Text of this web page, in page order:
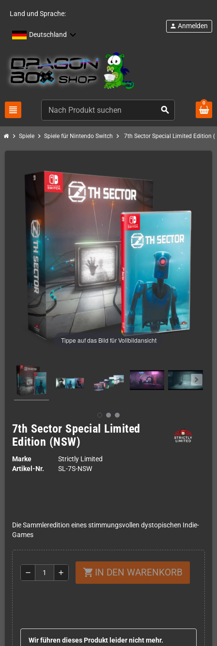
Land und Sprache:
Deutschland
view_headline search
person Anmelden
0
chevron_right Spiele chevron_right Spiele für Nintendo Switch chevron_right 7th Sector Special Limited Edition
Tippe auf das Bild für Vollbildansicht
7th Sector Special Limited
Edition (NSW)
Marke
Strictly Limited
Artikel-Nr.
SL-7S-NSW
Die Sammleredition eines stimmungsvollen dystopischen Indie-
Games
remove add shopping_cart IN DEN WARENKORB
Wir führen dieses Produkt leider nicht mehr.